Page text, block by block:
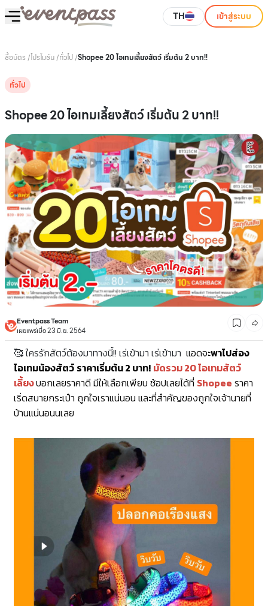
TH เข้าสู่ระบบ
ซื้อบัตร /โปรโมชัน/ทั่วไป/Shopee 20 ไอเทมเลี้ยงสัตว์ เริ่มต้น 2 บาท!!
ทั่วไป
Shopee 20 ไอเทมเลี้ยงสัตว์ เริ่มต้น 2 บาท!!
Eventpass Team
เผยแพร่เมื่อ 23 มิ.ย. 2564
🥰 ใครรักสัตว์ต้องมาทางนี้!! เร่เข้ามา เร่เข้ามา แอดจะพาไปส่อง
ไอเทมน้องสัตว์ ราคาเริ่มต้น 2 บาท! มัดรวม 20 ไอเทมสัตว์
เลี้ยงบอกเลยราคาดี มีให้เลือกเพียบ ช้อปเลยได้ที่ Shopee ราคา
เริ่ดสบายกระเป๋า ถูกใจเราแน่นอน และที่สำคัญของถูกใจเจ้านายที่
บ้านแน่นอนนเลย